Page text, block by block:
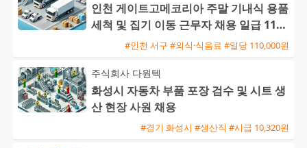
인천 게이트고메코리아 주말 기내식 용품
세척 및 집기 이동 근무자 채용 일급 11만
원 월요일 지급
#인천 서구 #외식·식음료 #일당 110,000원
주식회사 다원텍
화성시 자동차 부품 포장 검수 및 시트 생
산 현장 사원 채용
#경기 화성시 #생산직 #시급 10,320원